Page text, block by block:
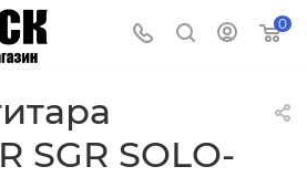
0
SGR SOLO-